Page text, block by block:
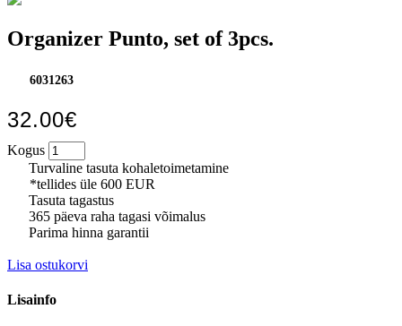
Organizer Punto, set of 3pcs.
6031263
32.00€
Kogus
Turvaline tasuta kohaletoimetamine
*tellides üle 600 EUR
Tasuta tagastus
365 päeva raha tagasi võimalus
Parima hinna garantii
Lisa ostukorvi
Lisainfo